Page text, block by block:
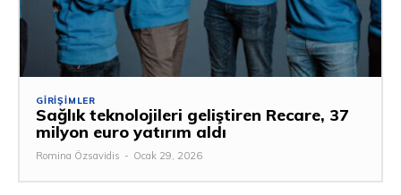
GIRIŞIMLER
Sağlık teknolojileri geliştiren Recare, 37
milyon euro yatırım aldı
Romina Özsavidis - Ocak 29, 2026